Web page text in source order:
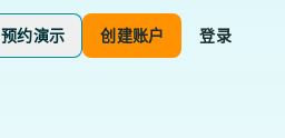
预约演示 创建账户 登录